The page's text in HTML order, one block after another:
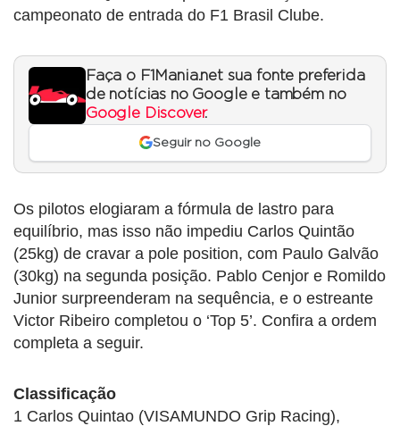
campeonato de entrada do F1 Brasil Clube.
Faça o F1Mania.net sua fonte preferida
de notícias no Google e também no
Google Discover.
Seguir no Google
Os pilotos elogiaram a fórmula de lastro para
equilíbrio, mas isso não impediu Carlos Quintão
(25kg) de cravar a pole position, com Paulo Galvão
(30kg) na segunda posição. Pablo Cenjor e Romildo
Junior surpreenderam na sequência, e o estreante
Victor Ribeiro completou o ‘Top 5’. Confira a ordem
completa a seguir.
Classificação
1 Carlos Quintao (VISAMUNDO Grip Racing),